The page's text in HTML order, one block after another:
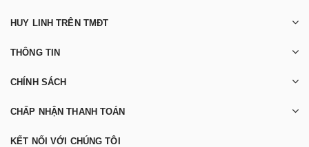
HUY LINH TRÊN TMĐT
THÔNG TIN
CHÍNH SÁCH
CHẤP NHẬN THANH TOÁN
KẾT NỐI VỚI CHÚNG TÔI